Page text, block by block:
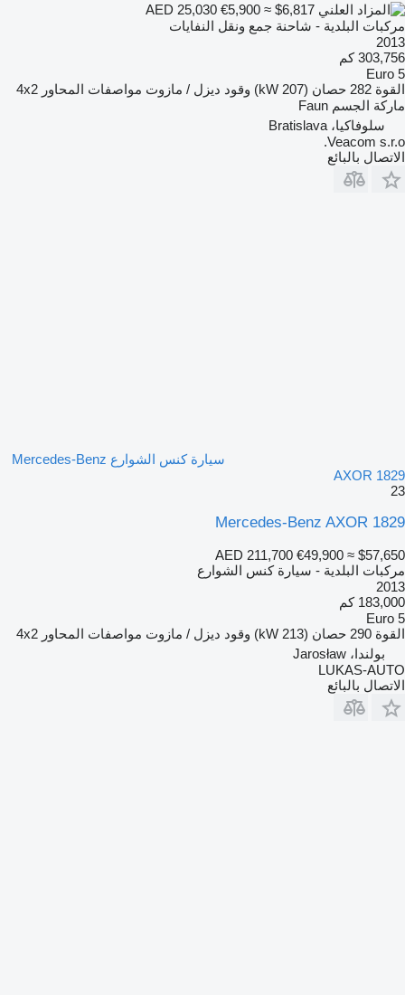
€5,900 ≈ $6,817
مركبات البلدية - شاحنة جمع ونقل النفايات
2013
303,756 كم
Euro 5
القوة 282 حصان (207 kW) وقود ديزل / مازوت مواصفات المحاور 4x2
ماركة الجسم Faun
سلوفاكيا، Bratislava
Veacom s.r.o.
الاتصال بالبائع
سيارة كنس الشوارع Mercedes-Benz
AXOR 1829
23
Mercedes-Benz AXOR 1829
AED 211,700 €49,900 ≈ $57,650
مركبات البلدية - سيارة كنس الشوارع
2013
183,000 كم
Euro 5
القوة 290 حصان (213 kW) وقود ديزل / مازوت مواصفات المحاور 4x2
بولندا، Jarosław
LUKAS-AUTO
الاتصال بالبائع